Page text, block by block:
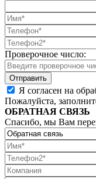
Проверочное число:
Я согласен на
Пожалуйста,
ОБРАТНАЯ СВЯЗЬ
Спасибо, мы Вам